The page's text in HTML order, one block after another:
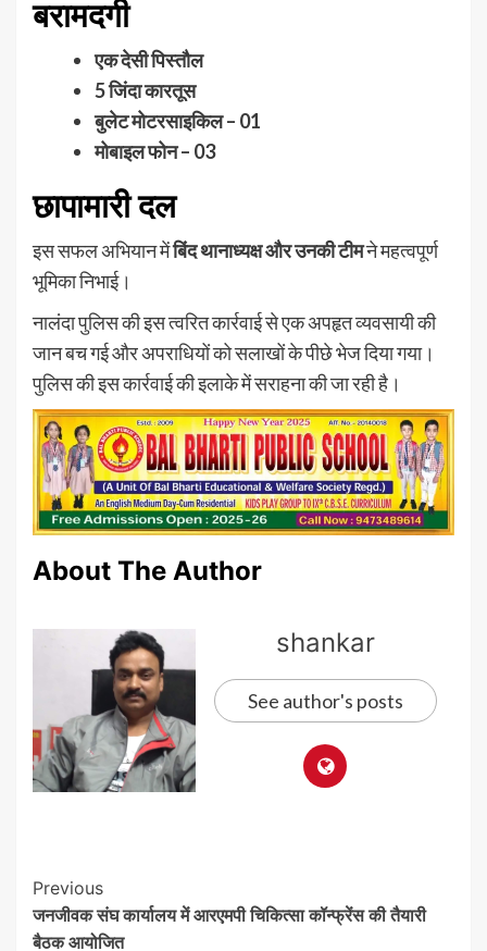
बरामदगी
एक देसी पिस्तौल
5 जिंदा कारतूस
बुलेट मोटरसाइकिल – 01
मोबाइल फोन – 03
छापामारी दल
इस सफल अभियान मेंबिंद थानाध्यक्ष और उनकी टीमने महत्वपूर्ण
भूमिका निभाई।
नालंदा पुलिस की इस त्वरित कार्रवाई से एक अपहृत व्यवसायी की
जान बच गई और अपराधियों को सलाखों के पीछे भेज दिया गया।
पुलिस की इस कार्रवाई की इलाके में सराहना की जा रही है।
About The Author
shankar
See author's posts
Post
Navigation
Previous
जनजीवक संघ कार्यालय में आरएमपी चिकित्सा कॉन्फ्रेंस की तैयारी
बैठक आयोजित